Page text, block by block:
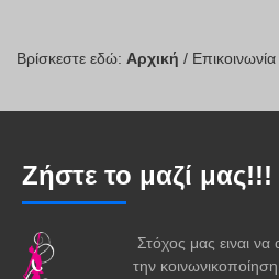
Βρίσκεστε εδώ: Αρχική / Επικοινωνία
Ζήστε το μαζί μας!!!
Στόχος μας ειναι να
την